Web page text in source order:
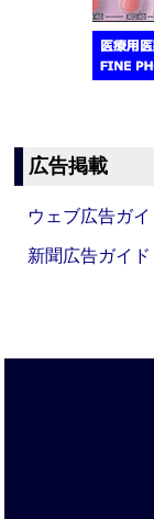
広告掲載
ウェブ広告ガイ
新聞広告ガイド